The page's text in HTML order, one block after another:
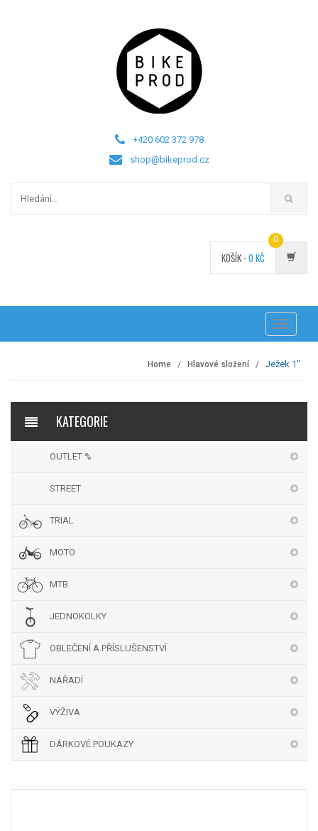
+420 602 372 978
shop@bikeprod.cz
KOŠÍK -0 KČ
0
Přepnout
navigaci
Home Hlavové složení Ježek 1"
KATEGORIE
OUTLET %
STREET
TRIAL
MOTO
MTB
JEDNOKOLKY
OBLEČENÍ A PŘÍSLUŠENSTVÍ
NÁŘADÍ
VÝŽIVA
DÁRKOVÉ POUKAZY